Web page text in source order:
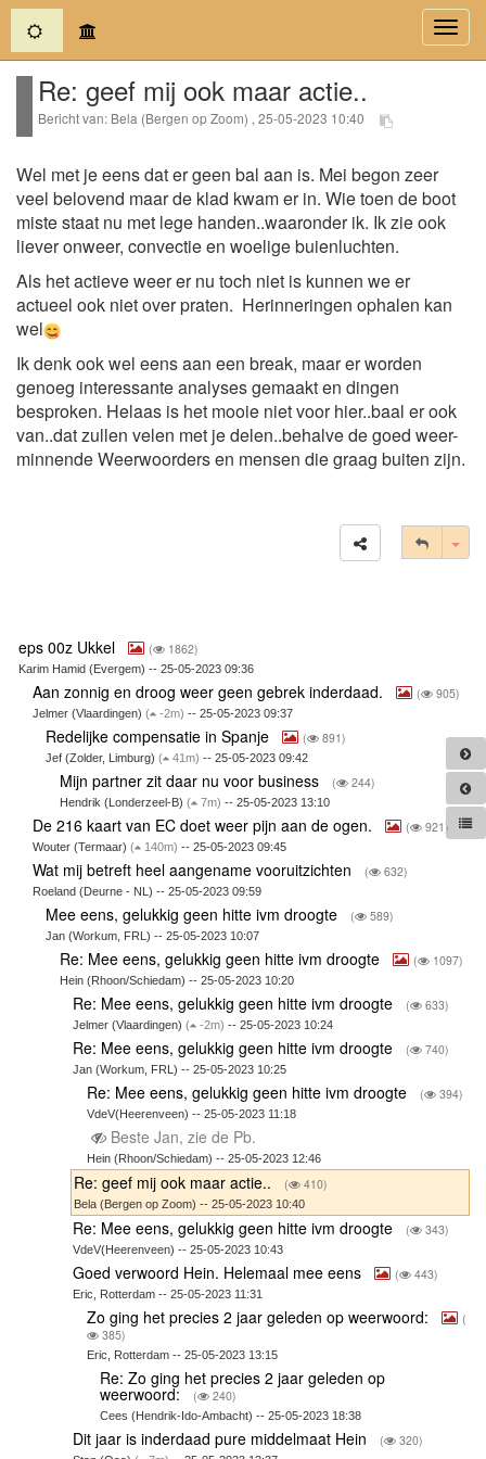
(current)
Re: geef mij ook maar actie..
Bericht van: Bela (Bergen op Zoom) , 25-05-2023 10:40
Wel met je eens dat er geen bal aan is. Mei begon zeer
veel belovend maar de klad kwam er in. Wie toen de boot
miste staat nu met lege handen..waaronder ik. Ik zie ook
liever onweer, convectie en woelige buienluchten.
Als het actieve weer er nu toch niet is kunnen we er
actueel ook niet over praten. Herinneringen ophalen kan
wel
Ik denk ook wel eens aan een break, maar er worden
genoeg interessante analyses gemaakt en dingen
besproken. Helaas is het mooie niet voor hier..baal er ook
van..dat zullen velen met je delen..behalve de goed weer-
minnende Weerwoorders en mensen die graag buiten zijn.
eps 00z Ukkel ( 1862)
Karim Hamid (Evergem) -- 25-05-2023 09:36
Aan zonnig en droog weer geen gebrek inderdaad. ( 905)
Jelmer (Vlaardingen) ( -2m) -- 25-05-2023 09:37
Redelijke compensatie in Spanje ( 891)
Jef (Zolder, Limburg)( 41m) -- 25-05-2023 09:42
Mijn partner zit daar nu voor business ( 244)
Hendrik (Londerzeel-B) ( 7m) -- 25-05-2023 13:10
De 216 kaart van EC doet weer pijn aan de ogen. ( 921)
Wouter (Termaar) ( 140m) -- 25-05-2023 09:45
Wat mij betreft heel aangename vooruitzichten ( 632)
Roeland (Deurne - NL) -- 25-05-2023 09:59
Mee eens, gelukkig geen hitte ivm droogte ( 589)
Jan (Workum, FRL) -- 25-05-2023 10:07
Re: Mee eens, gelukkig geen hitte ivm droogte ( 1097)
Hein (Rhoon/Schiedam) -- 25-05-2023 10:20
Re: Mee eens, gelukkig geen hitte ivm droogte ( 633)
Jelmer (Vlaardingen)( -2m) -- 25-05-2023 10:24
Re: Mee eens, gelukkig geen hitte ivm droogte ( 740)
Jan (Workum, FRL) -- 25-05-2023 10:25
Re: Mee eens, gelukkig geen hitte ivm droogte ( 394)
VdeV(Heerenveen) -- 25-05-2023 11:18
Beste Jan, zie de Pb.
Hein (Rhoon/Schiedam) -- 25-05-2023 12:46
Re: geef mij ook maar actie.. ( 410)
Bela (Bergen op Zoom) -- 25-05-2023 10:40
Re: Mee eens, gelukkig geen hitte ivm droogte ( 343)
VdeV(Heerenveen) -- 25-05-2023 10:43
Goed verwoord Hein. Helemaal mee eens ( 443)
Eric, Rotterdam -- 25-05-2023 11:31
Zo ging het precies 2 jaar geleden op weerwoord:
(
385)
Eric, Rotterdam -- 25-05-2023 13:15
Re: Zo ging het precies 2 jaar geleden op
weerwoord: ( 240)
Cees (Hendrik-Ido-Ambacht) -- 25-05-2023 18:38
Dit jaar is inderdaad pure middelmaat Hein ( 320)